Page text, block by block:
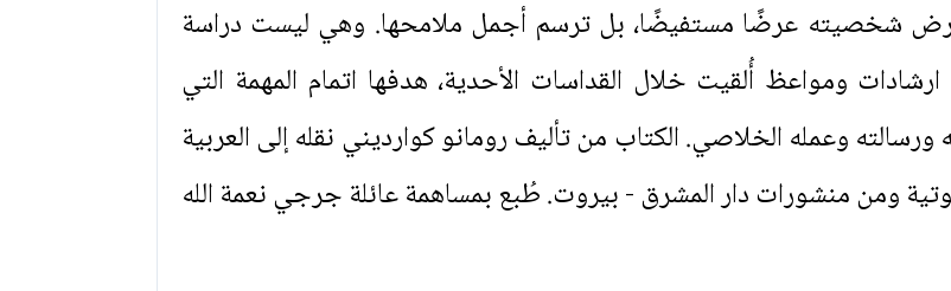
عرض شخصيته عرضًا مستفيضًا، بل ترسم أجمل ملامحها. وهي ليست دراسة
ومواعظ أُلقيت خلال القداسات الأحدية، هدفها اتمام المهمة التي
وعمله الخلاصي. الكتاب من تأليف رومانو كوارديني نقله إلى العربية
ومن منشورات دار المشرق - بيروت. طُبع بمساهمة عائلة جرجي نعمة الله